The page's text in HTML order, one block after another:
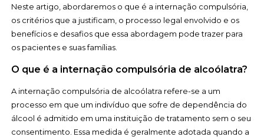
Neste artigo, abordaremos o que é a internação compulsória,
os critérios que a justificam, o processo legal envolvido e os
benefícios e desafios que essa abordagem pode trazer para
os pacientes e suas famílias.
O que é a internação compulsória de alcoólatra?
A internação compulsória de alcoólatra refere-se a um
processo em que um indivíduo que sofre de dependência do
álcool é admitido em uma instituição de tratamento sem o seu
consentimento. Essa medida é geralmente adotada quando a